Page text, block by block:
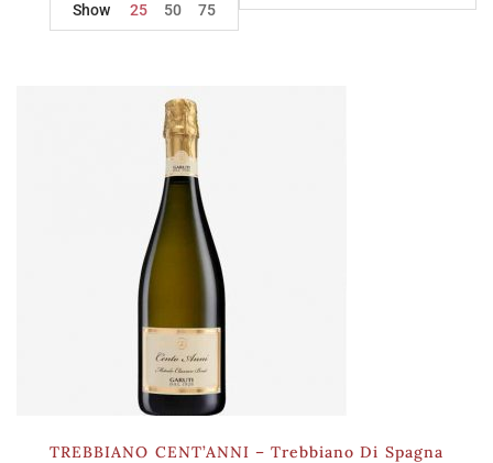
Show
25 50 75
TREBBIANO CENT’ANNI – Trebbiano Di Spagna